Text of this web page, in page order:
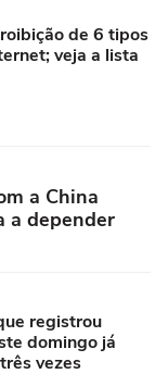
de 6 tipos
veja a lista
a China
a depender
registrou
domingo já
vezes